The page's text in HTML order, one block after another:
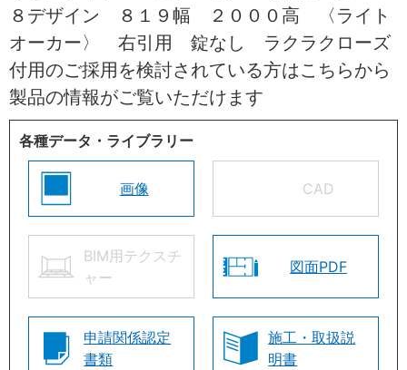
８デザイン ８１９幅 ２０００高 〈ライト
オーカー〉 右引用 錠なし ラクラクローズ
付用のご採用を検討されている方はこちらから
製品の情報がご覧いただけます
各種データ・ライブラリー
画像 CAD
BIM用テクスチ
ャー
図面PDF
申請関係認定
書類
施工・取扱説
明書